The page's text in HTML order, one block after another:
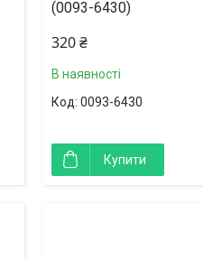
(0093-6430)
320 ₴
В наявності
0093-6430
Купити